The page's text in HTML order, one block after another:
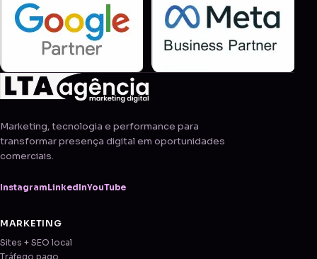
Marketing, tecnologia e performance para
transformar presença digital em oportunidades
comerciais.
Instagram LinkedInYouTube
MARKETING
Sites + SEO local